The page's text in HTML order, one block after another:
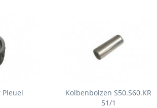
Kolbenbolzen S50.S60.KR
51/1